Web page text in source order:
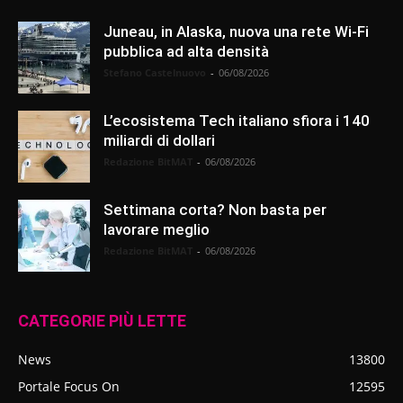
Juneau, in Alaska, nuova una rete Wi-Fi
pubblica ad alta densità
- 06/08/2026
L’ecosistema Tech italiano sfiora i 140
miliardi di dollari
- 06/08/2026
Settimana corta? Non basta per
lavorare meglio
- 06/08/2026
CATEGORIE PIÙ LETTE
News
13800
Portale Focus On
12595